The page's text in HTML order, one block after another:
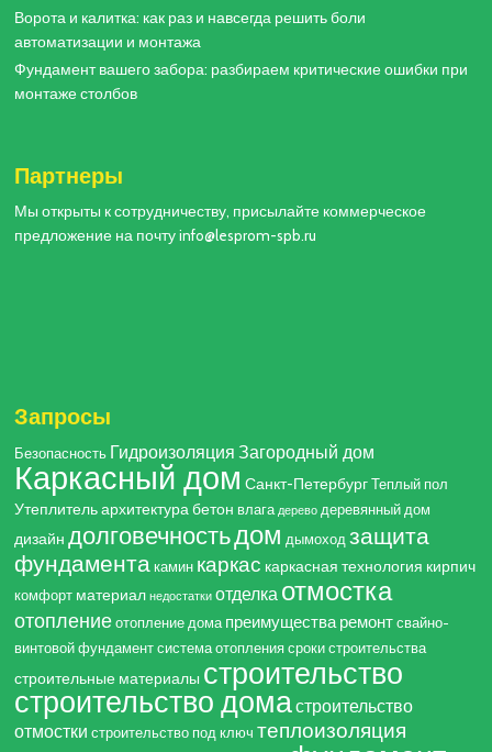
Ворота и калитка: как раз и навсегда решить боли
автоматизации и монтажа
Фундамент вашего забора: разбираем критические ошибки при
монтаже столбов
Партнеры
Мы открыты к сотрудничеству, присылайте коммерческое
предложение на почту info@lesprom-spb.ru
Запросы
Безопасность Гидроизоляция Загородный дом
Каркасный дом Санкт-Петербург Теплый пол
Утеплительархитектурабетон влага дерево деревянный дом
дизайн долговечностьдом дымоход защита
фундамента камин каркас каркасная технология кирпич
комфорт материал недостатки отделка отмостка
отопление отопление дома преимуществаремонт свайно-
винтовой фундамент система отопления сроки строительства
строительные материалы строительство
строительство домастроительство
отмостки строительство под ключ теплоизоляция